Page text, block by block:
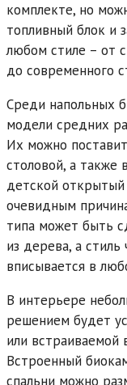
комплекте, но
топливный блок и
любом стиле – от
до современного
Среди напольных
модели средних
Их можно
столовой, а также
детской открытый
очевидным
типа может быть
из дерева, а
вписывается в
В интерьере
решением будет
или встраиваемой
Встроенный
спальни можно